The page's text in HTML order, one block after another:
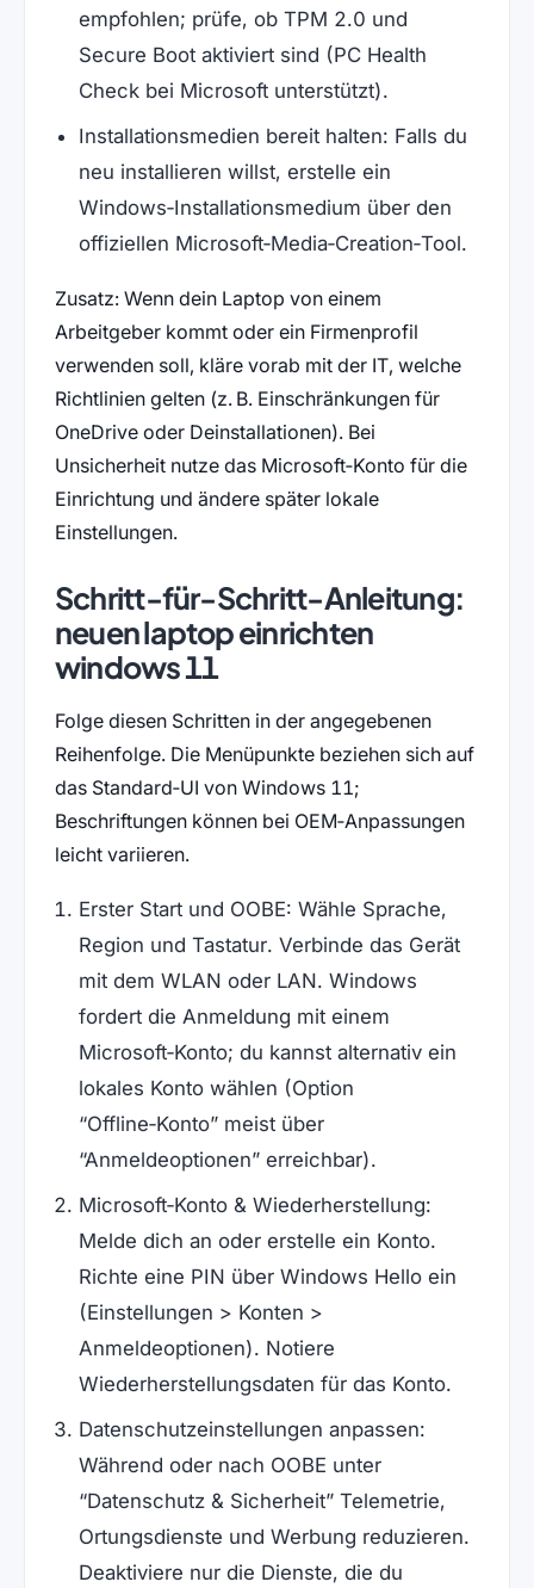
empfohlen; prüfe, ob TPM 2.0 und
Secure Boot aktiviert sind (PC Health
Check bei Microsoft unterstützt).
Installationsmedien bereit halten: Falls du
neu installieren willst, erstelle ein
Windows‑Installationsmedium über den
offiziellen Microsoft‑Media‑Creation‑Tool.
Zusatz: Wenn dein Laptop von einem
Arbeitgeber kommt oder ein Firmenprofil
verwenden soll, kläre vorab mit der IT, welche
Richtlinien gelten (z. B. Einschränkungen für
OneDrive oder Deinstallationen). Bei
Unsicherheit nutze das Microsoft‑Konto für die
Einrichtung und ändere später lokale
Einstellungen.
Schritt-für-Schritt-Anleitung:
neuen laptop einrichten
windows 11
Folge diesen Schritten in der angegebenen
Reihenfolge. Die Menüpunkte beziehen sich auf
das Standard‑UI von Windows 11;
Beschriftungen können bei OEM‑Anpassungen
leicht variieren.
Erster Start und OOBE: Wähle Sprache,
Region und Tastatur. Verbinde das Gerät
mit dem WLAN oder LAN. Windows
fordert die Anmeldung mit einem
Microsoft‑Konto; du kannst alternativ ein
lokales Konto wählen (Option
“Offline‑Konto” meist über
“Anmeldeoptionen” erreichbar).
Microsoft‑Konto & Wiederherstellung:
Melde dich an oder erstelle ein Konto.
Richte eine PIN über Windows Hello ein
(Einstellungen > Konten >
Anmeldeoptionen). Notiere
Wiederherstellungsdaten für das Konto.
Datenschutzeinstellungen anpassen:
Während oder nach OOBE unter
“Datenschutz & Sicherheit” Telemetrie,
Ortungsdienste und Werbung reduzieren.
Deaktiviere nur die Dienste, die du